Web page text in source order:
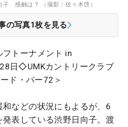
子 感触は？ （撮影：佐々木啓）
の写真1枚を見る
フトーナメント in
日◇UMKカントリークラブ
ド・パー72＞
などの状況にもよるが、6
表している渋野日向子。渡